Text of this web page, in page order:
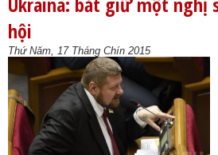
hội
Thứ Năm, 17 Tháng Chín 2015